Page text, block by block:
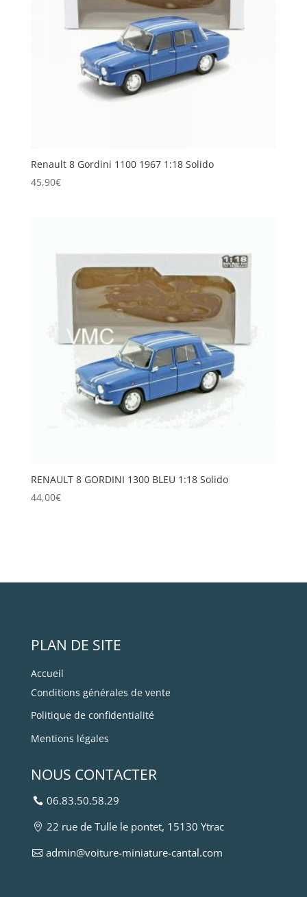
Renault 8 Gordini 1100 1967 1:18 Solido
45,90€
RENAULT 8 GORDINI 1300 BLEU 1:18 Solido
44,00€
PLAN DE SITE
Accueil
Conditions générales de vente
Politique de confidentialité
Mentions légales
NOUS CONTACTER
06.83.50.58.29
22 rue de Tulle le pontet, 15130 Ytrac
admin@voiture-miniature-cantal.com